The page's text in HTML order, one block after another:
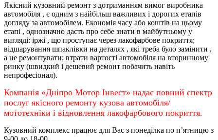
Якісний кузовний ремонт з дотриманням вимог виробника
автомобіля , є одним з найбільш важливих і дорогих етапів
догляду за автомобілем. Економія часу або коштів на цьому
етапі , однозначно дасть про себе знати в майбутньому у
вигляді: іржі , що проступає через лакофарбове покриття;
відшарування шпаклівки на деталях , які треба було замінити ,
а не ремонтувати; втрати вартості автомобіля на вторинному
ринку (швидкий і дешевий ремонт побачить навіть
непрофесіонал).
Компанія «Дніпро Мотор Інвест» надає повний спектр
послуг якісного ремонту кузова автомобіля/
мототехніки і відновлення лакофарбового покриття.
Кузовний комплекс працює для Вас з понеділка по п’ятницю з